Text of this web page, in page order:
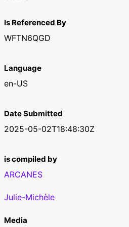
Is Referenced By
WFTN6QGD
Language
en-US
Date Submitted
2025-05-02T18:48:30Z
is compiled by
ARCANES
Julie-Michèle
Media